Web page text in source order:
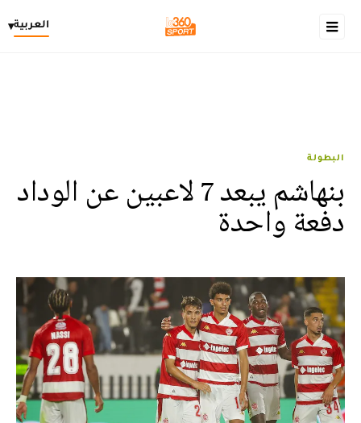
العربية▾
البطولة
بنهاشم يبعد 7 لاعبين عن الوداد
دفعة واحدة